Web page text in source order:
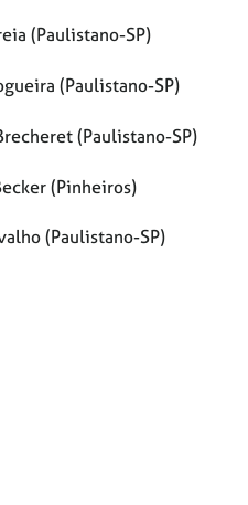
(Paulistano-SP)
(Paulistano-SP)
(Paulistano-SP)
(Pinheiros)
(Paulistano-SP)